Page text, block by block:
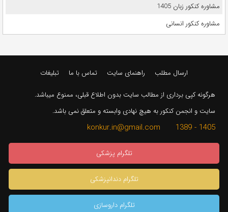
مشاوره کنکور زبان 1405
مشاوره کنکور انسانی
ارسال مطلب راهنمای سایت تماس با ما تبلیغات
هرگونه کپی برداری از مطالب سایت بدون اطلاع قبلی، ممنوع میباشد.
سایت و انجمن کنکور به هیچ نهادی وابسته و متعلق نمی باشد.
1405 - 1389 konkur.in@gmail.com
تلگرام پزشکی
تلگرام دندانپزشکی
تلگرام داروسازی